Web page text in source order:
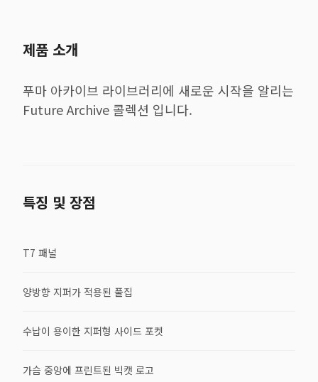
제품 소개
푸마 아카이브 라이브러리에 새로운 시작을 알리는
Future Archive 콜렉션 입니다.
특징 및 장점
T7 패널​
양방향 지퍼가 적용된 풀집​
수납이 용이한 지퍼형 사이드 포켓​
가슴 중앙에 프린트된 빅캣 로고​